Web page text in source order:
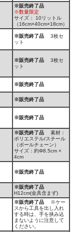
※販売終了品
※数量限定
サイズ： 10リットル
（16cm×40cm×18cm）
※販売終了品 3枚セ
ット
※販売終了品 3枚セ
ット
※販売終了品
※販売終了品
※販売終了品
※販売終了品 素材：
ポリエステル/スチール
（ボールチェーン）
サイズ：約Φ8.5cm ×
4cm
※販売終了品
※販売終了品
H12cm(金具含まず)
※販売終了品 ※ケー
スから工具を出し入れ
する時は、手を挟み込
まないように注意して
ください。